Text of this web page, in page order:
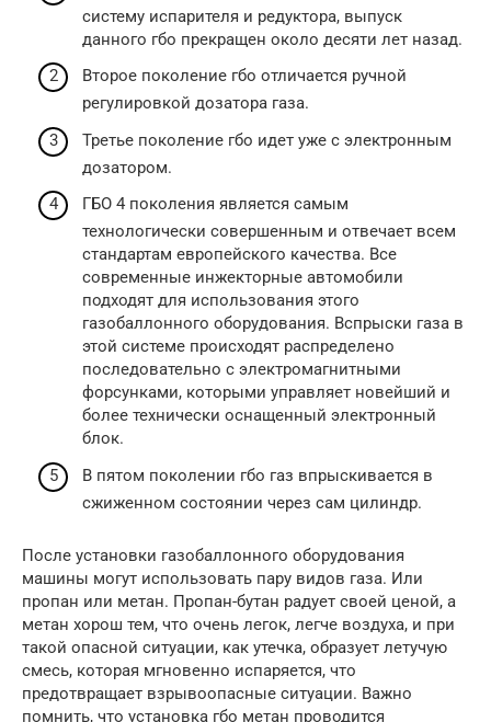
систему испарителя и редуктора, выпуск
данного гбо прекращен около десяти лет назад.
Второе поколение гбо отличается ручной
регулировкой дозатора газа.
Третье поколение гбо идет уже с электронным
дозатором.
ГБО 4 поколения является самым
технологически совершенным и отвечает всем
стандартам европейского качества. Все
современные инжекторные автомобили
подходят для использования этого
газобаллонного оборудования. Вспрыски газа в
этой системе происходят распределено
последовательно с электромагнитными
форсунками, которыми управляет новейший и
более технически оснащенный электронный
блок.
В пятом поколении гбо газ впрыскивается в
сжиженном состоянии через сам цилиндр.
После установки газобаллонного оборудования
машины могут использовать пару видов газа. Или
пропан или метан. Пропан-бутан радует своей ценой, а
метан хорош тем, что очень легок, легче воздуха, и при
такой опасной ситуации, как утечка, образует летучую
смесь, которая мгновенно испаряется, что
предотвращает взрывоопасные ситуации. Важно
помнить, что установка гбо метан проводится